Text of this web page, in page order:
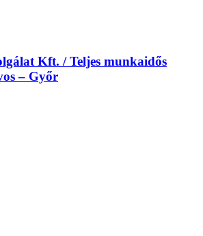
Kft. / Teljes munkaidős
– Győr